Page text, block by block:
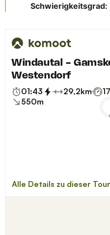
Schwierigkeitsgrad: